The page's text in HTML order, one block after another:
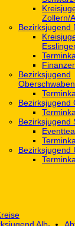
Zollern/
Bezirksjugend
Bezirksjugend
Oberschwaben
Bezirksjugend
Bezirksjugend
Bezirksjugend